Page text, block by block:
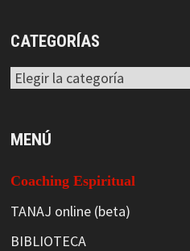
CATEGORÍAS
Categorías
MENÚ
Coaching Espiritual
TANAJ online (beta)
BIBLIOTECA